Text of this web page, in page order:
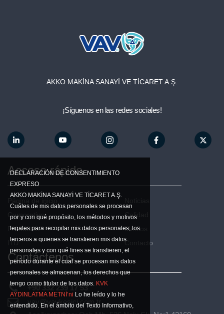
AKKO MAKİNA SANAYİ VE TİCARET A.Ş.
¡Síguenos en las redes sociales!
Acceso rápido
Corporativo
Productos
I+D
Calidad
Medios
Contacto
Contáctenos
+90 332 239 17 53
vav@vavkesici.com.tr
DECLARACIÓN DE CONSENTIMIENTO
EXPRESO
AKKO MAKİNA SANAYİ VE TİCARET A.Ş.
Cuáles de mis datos personales se procesan
por y con qué propósito, los métodos y motivos
legales para recopilar mis datos personales, los
terceros a quienes se transfieren mis datos
personales y con qué fines se transfieren, el
período durante el cual se procesan mis datos
personales se almacenan, los derechos que
tengo como titular de los datos. KVK
AYDINLATMA METNİ’ni Lo he leído y lo he
entendido. En el ámbito del Texto Informativo,